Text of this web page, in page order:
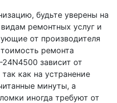
будьте уверены на
ремонтных услуг и
от производителя
ремонта
зависит от
как на устранение
минуты, а
иногда требуют от